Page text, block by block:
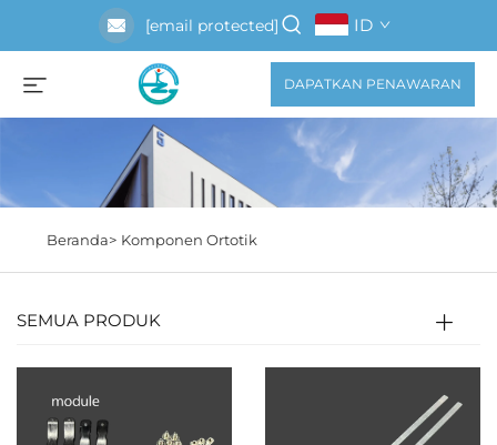
[email protected] ID
DAPATKAN PENAWARAN
Beranda> Komponen Ortotik
SEMUA PRODUK